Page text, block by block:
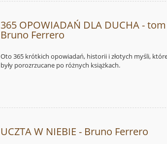
365 OPOWIADAŃ DLA DUCHA -
Bruno Ferrero
Oto 365 krótkich opowiadań, historii i złotych myśli,
były porozrzucane po różnych książkach.
UCZTA W NIEBIE - Bruno Ferrero